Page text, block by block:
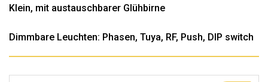
Klein, mit austauschbarer Glühbirne
Dimmbare Leuchten: Phasen, Tuya, RF, Push, DIP switch